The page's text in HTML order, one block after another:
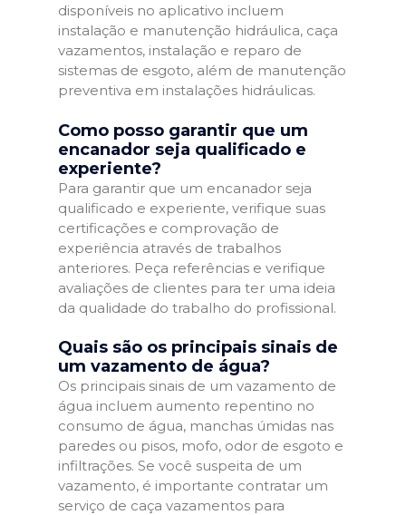
disponíveis no aplicativo incluem
instalação e manutenção hidráulica, caça
vazamentos, instalação e reparo de
sistemas de esgoto, além de manutenção
preventiva em instalações hidráulicas.
Como posso garantir que um
encanador seja qualificado e
experiente?
Para garantir que um encanador seja
qualificado e experiente, verifique suas
certificações e comprovação de
experiência através de trabalhos
anteriores. Peça referências e verifique
avaliações de clientes para ter uma ideia
da qualidade do trabalho do profissional.
Quais são os principais sinais de
um vazamento de água?
Os principais sinais de um vazamento de
água incluem aumento repentino no
consumo de água, manchas úmidas nas
paredes ou pisos, mofo, odor de esgoto e
infiltrações. Se você suspeita de um
vazamento, é importante contratar um
serviço de caça vazamentos para